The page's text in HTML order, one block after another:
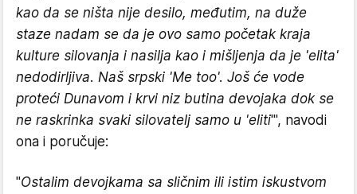
kao da se ništa nije desilo, međutim, na duže
staze nadam se da je ovo samo početak kraja
kulture silovanja i nasilja kao i mišljenja da je 'elita'
nedodirljiva. Naš srpski 'Me too'. Još će vode
proteći Dunavom i krvi niz butina devojaka dok se
ne raskrinka svaki silovatelj samo u 'eliti'", navodi
ona i poručuje:
"Ostalim devojkama sa sličnim ili istim iskustvom